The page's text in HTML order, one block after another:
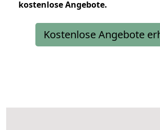
kostenloseAngebote.
Kostenlose Angebote